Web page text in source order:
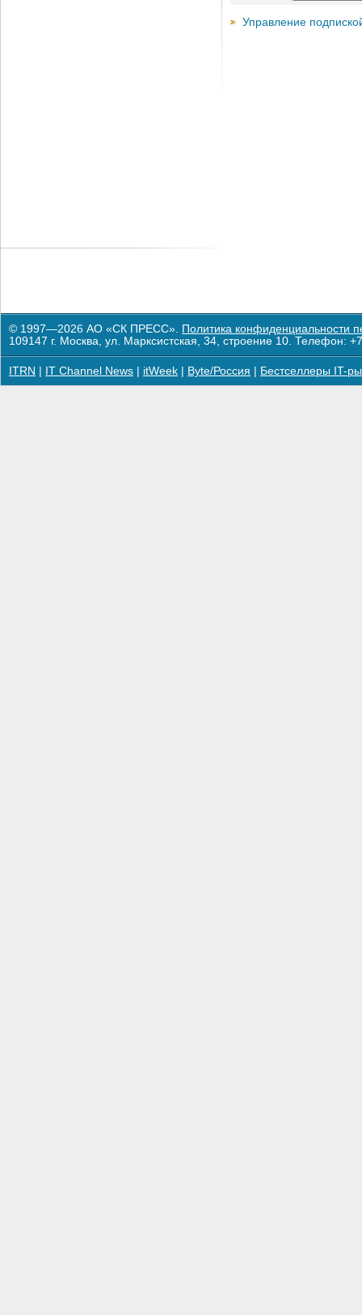
Управление
© 1997—2026 АО «СК ПРЕСС». Политика конфиденциальности
109147 г. Москва, ул. Марксистская, 34, строение 10. Телефон:
ITRN IT Channel News itWeek Byte/Россия Бестселлеры IT-